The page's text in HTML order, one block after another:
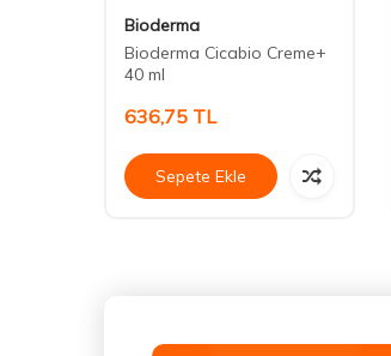
Bioderma
Bioderma Cicabio Creme+
40 ml
636,75 TL
Sepete Ekle